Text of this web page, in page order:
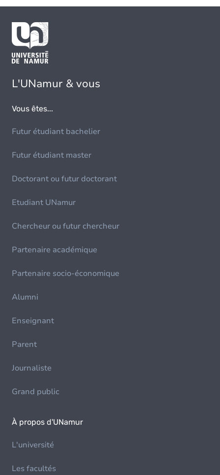
L'UNamur & vous
Vous êtes...
Futur étudiant bachelier
Futur étudiant master
Doctorant ou futur doctorant
Etudiant UNamur
Chercheur ou futur chercheur
Partenaire académique
Partenaire socio-économique
Alumni
Enseignant
Parent
Journaliste
Grand public
À propos d'UNamur
L'université
Les facultés